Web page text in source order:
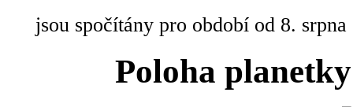
jsou spočítány pro období od 8.
Poloha